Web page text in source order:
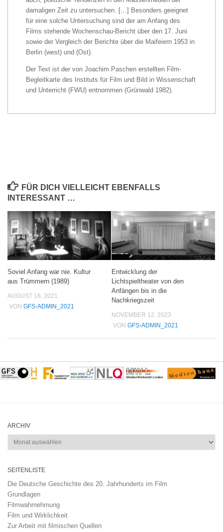
damaligen Zeit zu untersuchen. […] Besonders geeignet
für eine solche Untersuchung sind der am Anfang des
Films stehende Wochenschau-Bericht über den 17. Juni
sowie der Vergleich der Berichte über die Maifeiern 1953 in
Berlin (west) und (Ost).
Der Text ist der von Joachim Paschen erstellten Film-
Begleitkarte des Instituts für Film und Bild in Wissenschaft
und Unterricht (FWU) entnommen (Grünwald 1982).
FÜR DICH VIELLEICHT EBENFALLS
INTERESSANT …
Soviel Anfang war nie. Kultur
aus Trümmern (1989)
AUGUST 16, 2021
VON GFS-ADMIN_2021
Entwicklung der
Lichtspieltheater von den
Anfängen bis in die
Nachkriegszeit
NOVEMBER 12, 2023
VON GFS-ADMIN_2021
ARCHIV
Archiv
SEITENLISTE
Die Deutsche Geschichte des 20. Jahrhunderts im Film
Grundlagen
Filmwahrnehmung
Film und Wirklichkeit
Zur Arbeit mit filmischen Quellen